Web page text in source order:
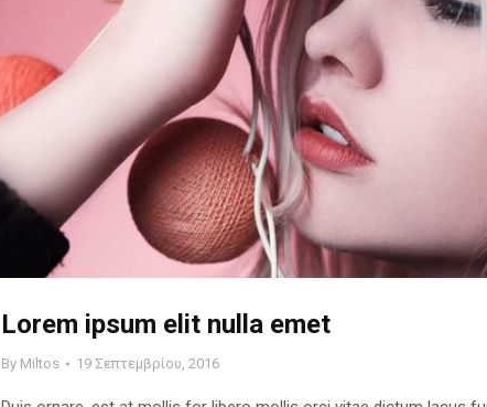
Lorem ipsum elit nulla emet
By Miltos 19 Σεπτεμβρίου, 2016